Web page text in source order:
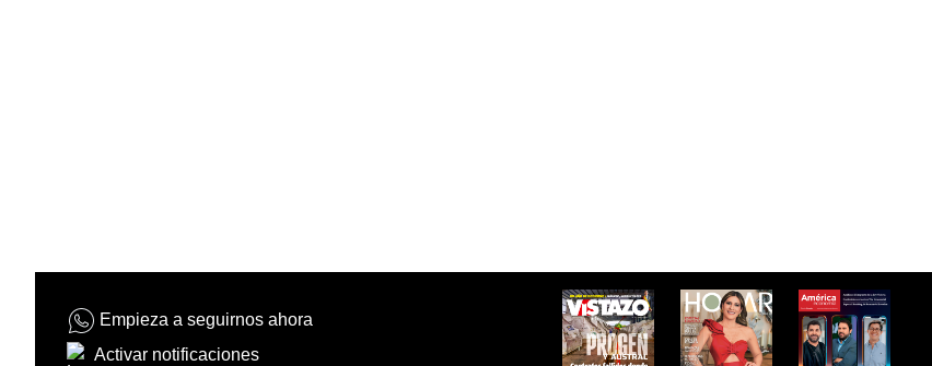
Empieza a seguirnos ahora
Activar notificaciones